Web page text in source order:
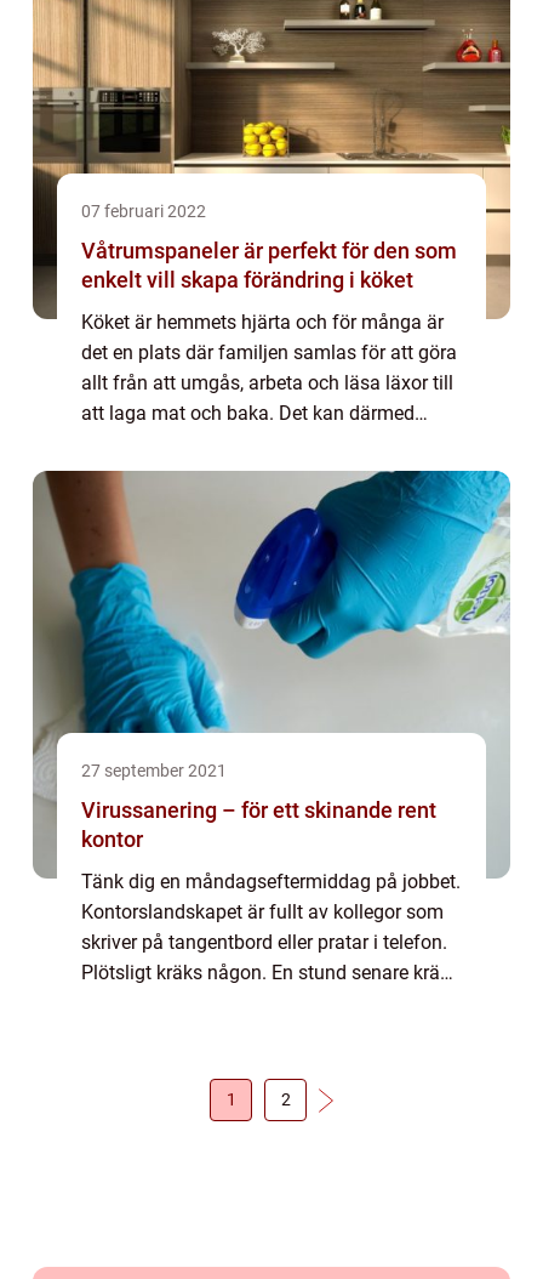
07 februari 2022
Våtrumspaneler är perfekt för den som
enkelt vill skapa förändring i köket
Köket är hemmets hjärta och för många är
det en plats där familjen samlas för att göra
allt från att umgås, arbeta och läsa läxor till
att laga mat och baka. Det kan därmed
och funktionellt. Dessvärre kan ...
27 september 2021
Virussanering – för ett skinande rent
kontor
Tänk dig en måndagseftermiddag på jobbet.
Kontorslandskapet är fullt av kollegor som
skriver på tangentbord eller pratar i telefon.
Plötsligt kräks någon. En stund senare kräks
1 2